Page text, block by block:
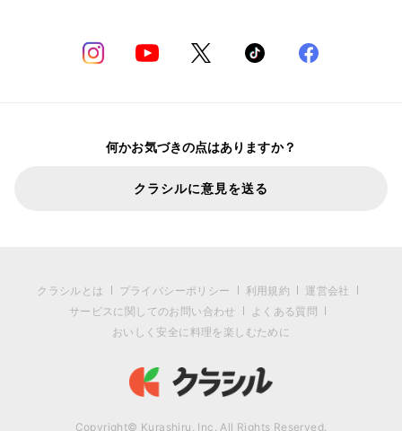
何かお気づきの点はありますか？
クラシルに意見を送る
クラシルとは プライバシーポリシー 利用規約
運営会社
サービスに関してのお問い合わせ
よくある質問
おいしく安全に料理を楽しむために
Copyright© Kurashiru, Inc. All Rights Reserved.